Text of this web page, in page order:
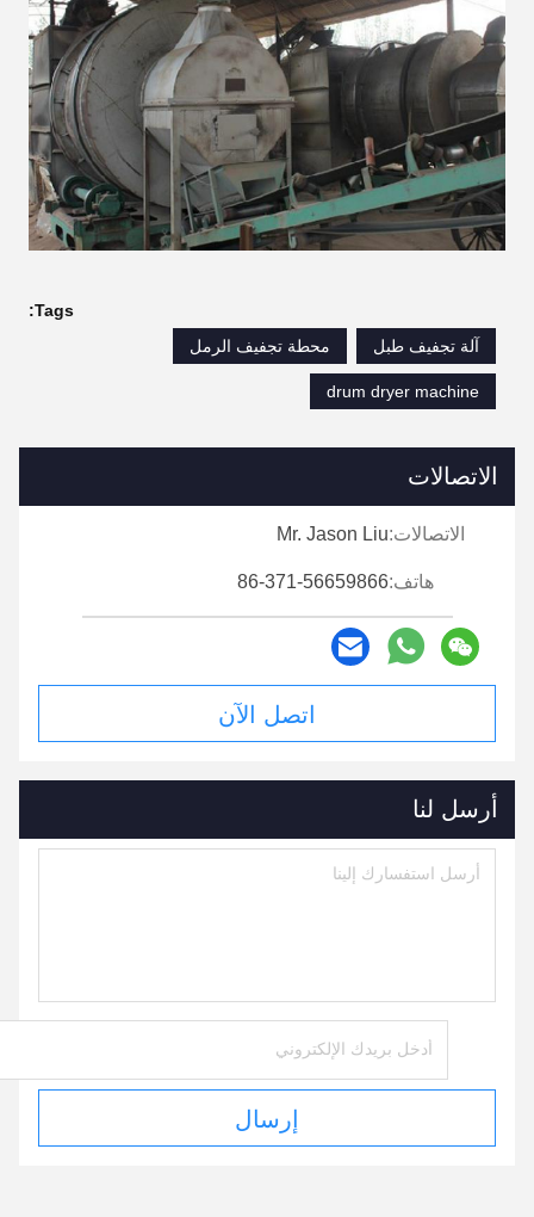
Tags:
آلة تجفيف طبل
محطة تجفيف الرمل
drum dryer machine
الاتصالات
الاتصالات:Mr. Jason Liu
هاتف:86-371-56659866
اتصل الآن
أرسل لنا
إرسال